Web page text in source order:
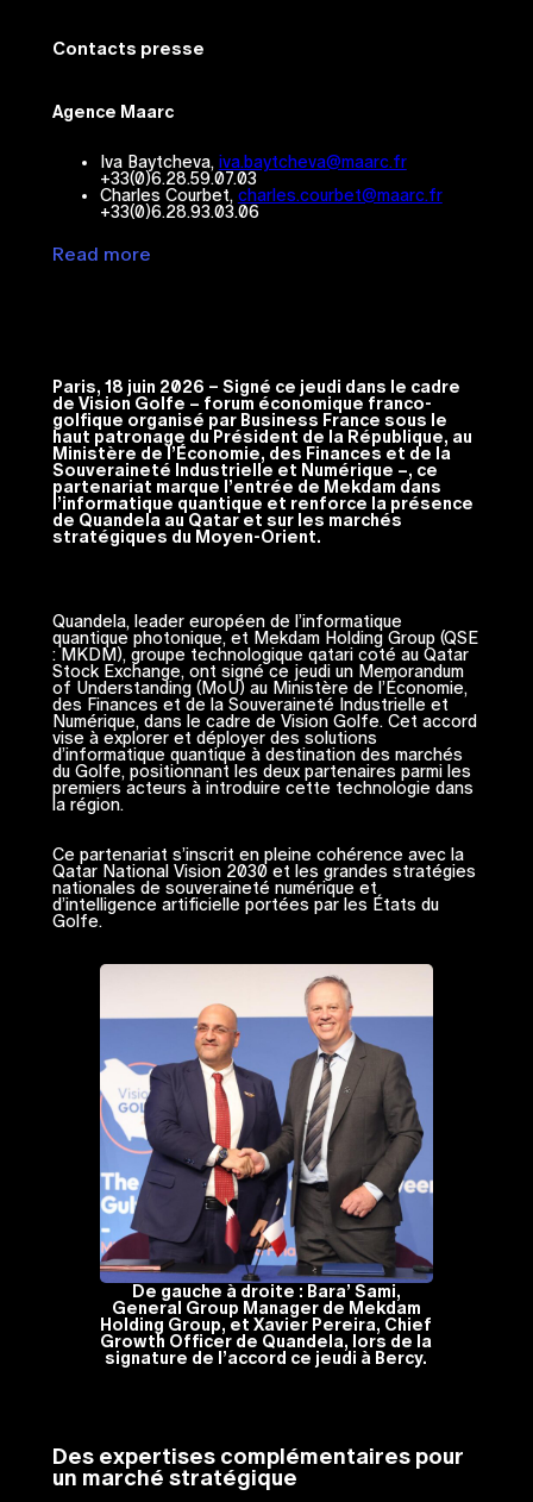
Contacts presse
Agence Maarc
Iva Baytcheva, iva.baytcheva@maarc.fr
+33(0)6.28.59.07.03
Charles Courbet, charles.courbet@maarc.fr
+33(0)6.28.93.03.06
Read more
Paris, 18 juin 2026 – Signé ce jeudi dans le cadre
de Vision Golfe – forum économique franco-
golfique organisé par Business France sous le
haut patronage du Président de la République, au
Ministère de l’Économie, des Finances et de la
Souveraineté Industrielle et Numérique –, ce
partenariat marque l’entrée de Mekdam dans
l’informatique quantique et renforce la présence
de Quandela au Qatar et sur les marchés
stratégiques du Moyen-Orient.
Quandela, leader européen de l’informatique
quantique photonique, et Mekdam Holding Group (QSE
: MKDM), groupe technologique qatari coté au Qatar
Stock Exchange, ont signé ce jeudi un Memorandum
of Understanding (MoU) au Ministère de l’Économie,
des Finances et de la Souveraineté Industrielle et
Numérique, dans le cadre de Vision Golfe. Cet accord
vise à explorer et déployer des solutions
d’informatique quantique à destination des marchés
du Golfe, positionnant les deux partenaires parmi les
premiers acteurs à introduire cette technologie dans
la région.
Ce partenariat s’inscrit en pleine cohérence avec la
Qatar National Vision 2030 et les grandes stratégies
nationales de souveraineté numérique et
d’intelligence artificielle portées par les États du
Golfe.
De gauche à droite : Bara’ Sami,
General Group Manager de Mekdam
Holding Group, et Xavier Pereira, Chief
Growth Officer de Quandela, lors de la
signature de l’accord ce jeudi à Bercy.
Des expertises complémentaires pour
un marché stratégique